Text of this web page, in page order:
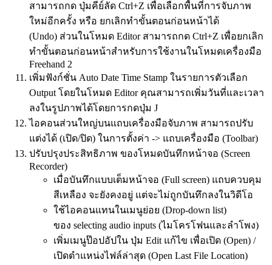
สามารถกด ปุ่มคีย์ลัด Ctrl+Z เพื่อเลือกพื้นที่การจับภาพ
ใหม่อีกครั้ง หรือ ยกเลิกทำขั้นตอนก่อนหน้าได้
(Undo) ส่วนในโหมด Editor สามารถกด Ctrl+Z เพื่อยกเลิก
ทำขั้นตอนก่อนหน้าสำหรับการใช้งานในโหมดเครื่องมือ
Freehand 2
เพิ่มฟังก์ชั่น Auto Date Time Stamp ในรายการตัวเลือก
Output โดยในโหมด Editor คุณสามารถเพิ่มวันที่และเวลา
ลงในรูปภาพได้โดยการกดปุ่ม J
ไอคอนส่วนใหญ่บนแถบเครื่องมือจับภาพ สามารถปรับ
แต่งได้ (เปิด/ปิด) ในการตั้งค่า -> แถบเครื่องมือ (Toolbar)
ปรับปรุงประสิทธิภาพ ของโหมดบันทึกหน้าจอ (Screen
Recorder)
เมื่อบันทึกแบบเต็มหน้าจอ (Full screen) แถบควบคุม
สีเหลือง จะยังคงอยู่ แต่จะไม่ถูกบันทึกลงในวิดีโอ
ใช้ไอคอนแทนในเมนูย่อย (Drop-down list)
ของ selecting audio inputs (ไมโครโฟนและลำโพง)
เพิ่มเมนูป๊อปอัปใน ปุ่ม Edit แก้ไข เพื่อเปิด (Open) /
เปิดตำแหน่งไฟล์ล่าสุด (Open Last File Location)